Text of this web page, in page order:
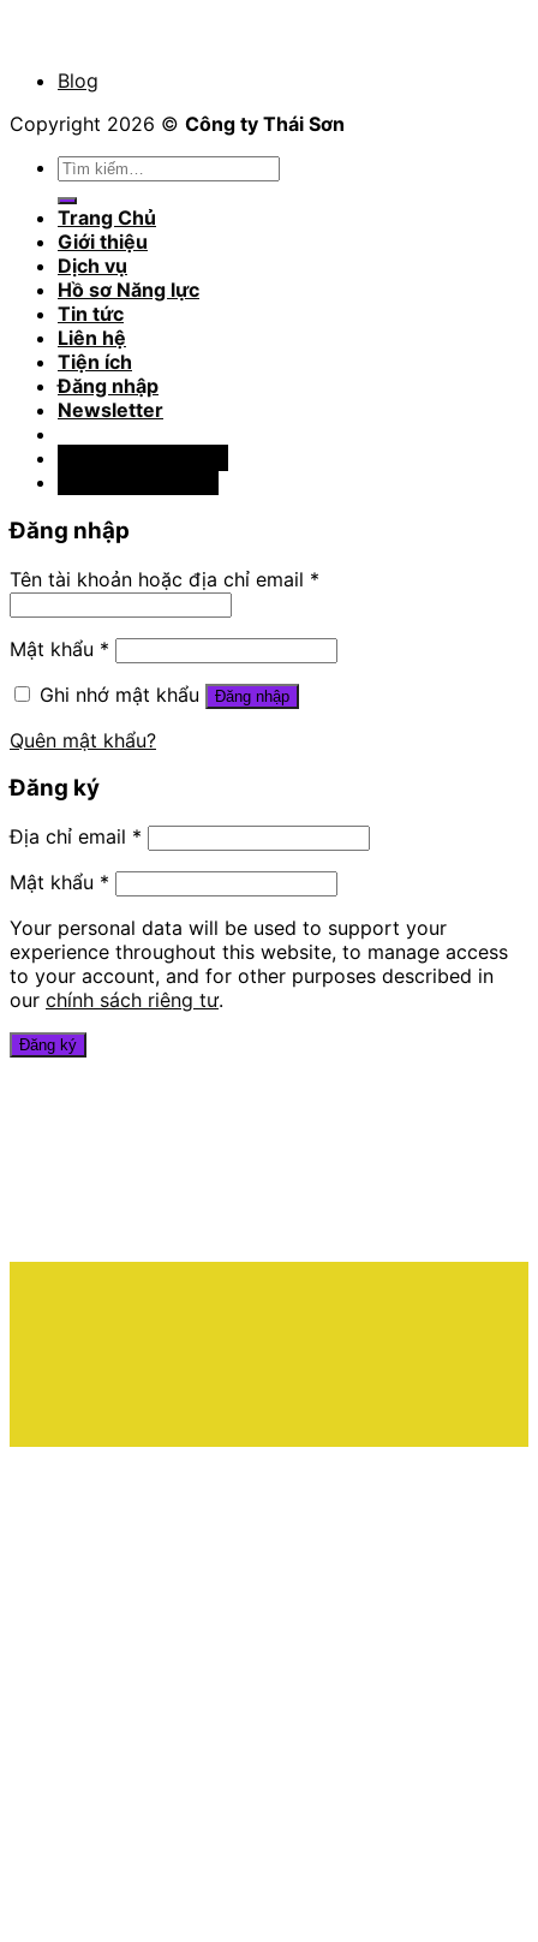
Blog
Copyright 2026 © Công ty Thái Sơn
Tìm
Trang Chủ
Giới thiệu
Dịch vụ
Hồ sơ Năng lực
Tin tức
Liên hệ
Tiện ích
Đăng nhập
Newsletter
Đăng nhập
Tên tài khoản hoặc địa chỉ email *
Mật khẩu *
Ghi nhớ mật khẩu
Đăng nhập
Quên mật khẩu?
Đăng ký
Địa chỉ email *
Mật khẩu *
Your personal data will be used to support your
experience throughout this website, to manage access
to your account, and for other purposes described in
our chính sách riêng tư.
Đăng ký